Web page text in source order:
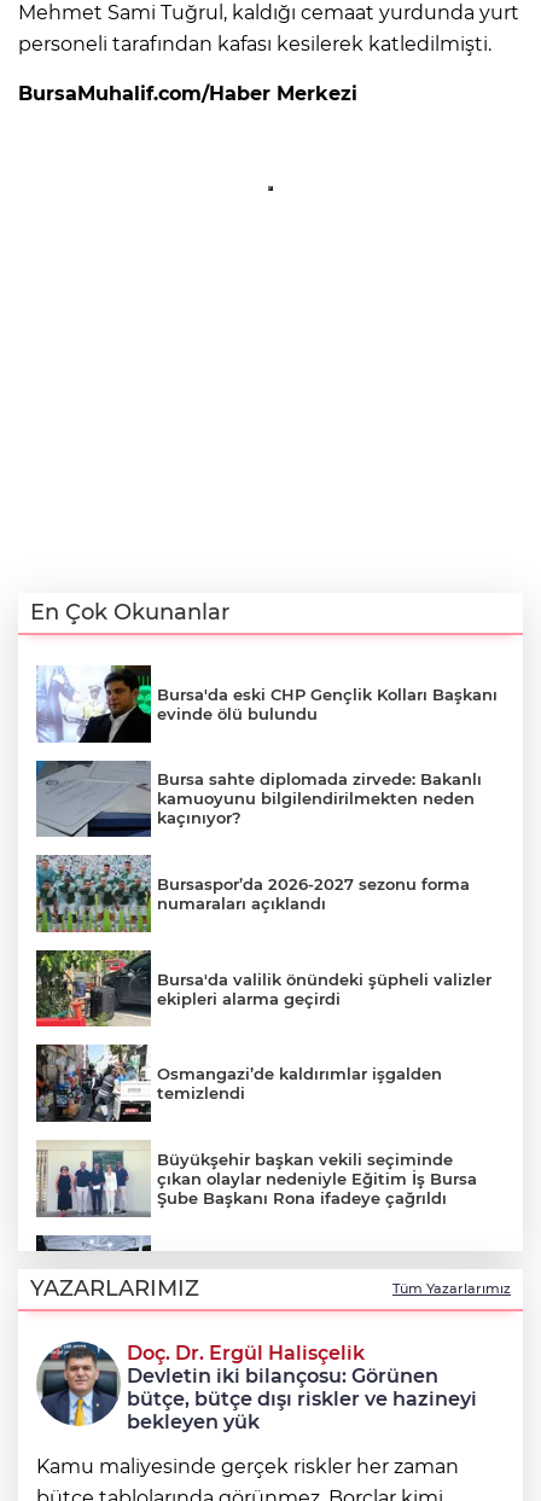
Mehmet Sami Tuğrul, kaldığı cemaat yurdunda yurt
personeli tarafından kafası kesilerek katledilmişti.
BursaMuhalif.com/Haber Merkezi
En Çok Okunanlar
Bursa'da eski CHP Gençlik Kolları Başkanı
evinde ölü bulundu
Bursa sahte diplomada zirvede: Bakanlı
kamuoyunu bilgilendirilmekten neden
kaçınıyor?
Bursaspor’da 2026-2027 sezonu forma
numaraları açıklandı
Bursa'da valilik önündeki şüpheli valizler
ekipleri alarma geçirdi
Osmangazi’de kaldırımlar işgalden
temizlendi
Büyükşehir başkan vekili seçiminde
çıkan olaylar nedeniyle Eğitim İş Bursa
Şube Başkanı Rona ifadeye çağrıldı
Şadi Özdemir, Esentepeliler’i dinledi
Nilüfer’de kaldırımlar temizlendi
YAZARLARIMIZ Tüm Yazarlarımız
Doç. Dr. Ergül Halisçelik
Devletin iki bilançosu: Görünen
bütçe, bütçe dışı riskler ve hazineyi
bekleyen yük
Kamu maliyesinde gerçek riskler her zaman